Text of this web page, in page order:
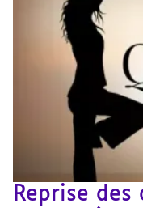
Reprise des